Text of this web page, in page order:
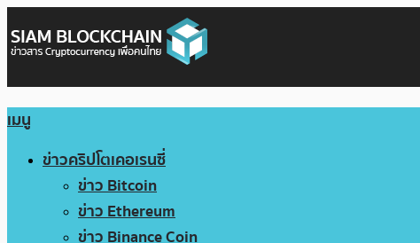
เมนู
ข่าวคริปโตเคอเรนซี่
ข่าว Bitcoin
ข่าว Ethereum
ข่าว Binance Coin